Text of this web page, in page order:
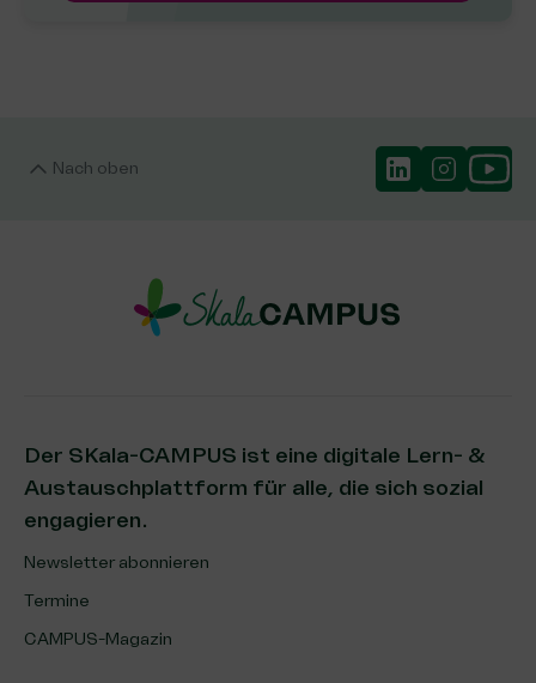
Nach oben
Der SKala-CAMPUS ist eine digitale Lern- &
Austauschplattform für alle, die sich sozial
engagieren.
Newsletter abonnieren
Termine
CAMPUS-Magazin